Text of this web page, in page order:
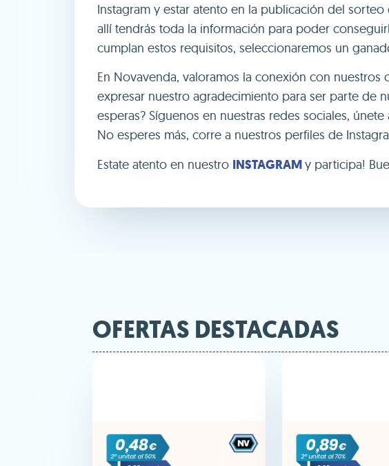
Instagram y estar atento en la publicación del
allí tendrás toda la información para poder
cumplan estos requisitos, seleccionaremos un
En Novavenda, valoramos la conexión con
expresar nuestro agradecimiento para ser parte de
esperas? Síguenos en nuestras redes sociales,
No esperes más, corre a nuestros perfiles de
Estate atento en nuestro INSTAGRAMy participa!
OFERTAS DESTACADAS